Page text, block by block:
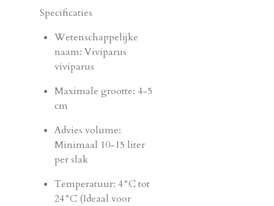
Specificaties
Wetenschappelijke
naam: Viviparus
viviparus
Maximale grootte: 4-5
cm
Advies volume:
Minimaal 10-15 liter
per slak
Temperatuur: 4°C tot
24°C (Ideaal voor